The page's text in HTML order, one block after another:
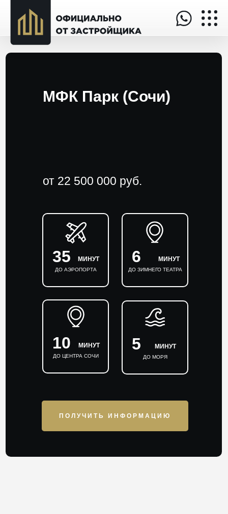
35 МИНУТ
ДО АЭРОПОРТА
МФК Парк (Сочи)
от 22 500 000 руб.
5 МИНУТ
ДО МОРЯ
ПОЛУЧИТЬ ИНФОРМАЦИЮ
6 МИНУТ
ДО ЗИМНЕГО ТЕАТРА
10 МИНУТ
ДО ЦЕНТРА СОЧИ